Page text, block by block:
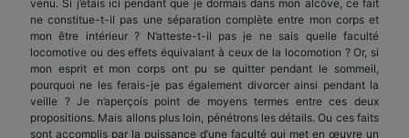
venu. Si j’étais ici pendant que je dormais dans mon alcôve, ce fait
ne constitue-t-il pas une séparation complète entre mon corps et
mon être intérieur ? N’atteste-t-il pas je ne sais quelle faculté
locomotive ou des effets équivalant à ceux de la locomotion ? Or, si
mon esprit et mon corps ont pu se quitter pendant le sommeil,
pourquoi ne les ferais-je pas également divorcer ainsi pendant la
veille ? Je n’aperçois point de moyens termes entre ces deux
propositions. Mais allons plus loin, pénétrons les détails. Ou ces faits
sont accomplis par la puissance d’une faculté qui met en œuvre un